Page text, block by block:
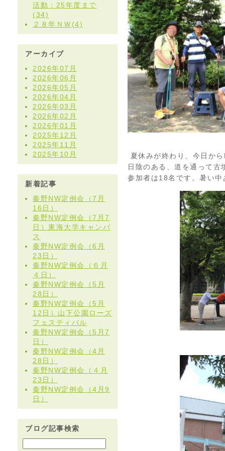
活動：25年度まで
(34)
２８年ＮＷ(4)
アーカイブ
2026年07月
2026年06月
2026年05月
2026年04月
2026年03月
2026年02月
2026年01月
2025年12月
2025年11月
2025年10月
新着記事
秦野NW定例会（7月
16日）
秦野NW定例会（7月7
日）東海大学キャンバ
ス
秦野NW定例会（6月
23日）
秦野NW定例会（６月
４日）
秦野NW定例会（5月
28日）
秦野NW定例会（5月
12日）山下公園ローズ
フェスティバル
秦野NW定例会（5月7
日）
秦野NW定例会（4月
28日）
秦野NW定例会（４月
23日）
秦野NW定例会（4月9
日）
ブログ記事検索
夏休みが終わり、今日か
日陰のある、道を通って
参加者は18名です。暑い